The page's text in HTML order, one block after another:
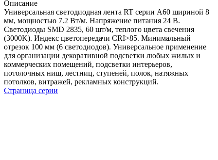
Описание
Универсальная светодиодная лента RT серии A60 шириной 8
мм, мощностью 7.2 Вт/м. Напряжение питания 24 В.
Светодиоды SMD 2835, 60 шт/м, теплого цвета свечения
(3000K). Индекс цветопередачи CRI>85. Минимальный
отрезок 100 мм (6 светодиодов). Универсальное применение
для организации декоративной подсветки любых жилых и
коммерческих помещений, подсветки интерьеров,
потолочных ниш, лестниц, ступеней, полок, натяжных
потолков, витражей, рекламных конструкций.
Страница серии